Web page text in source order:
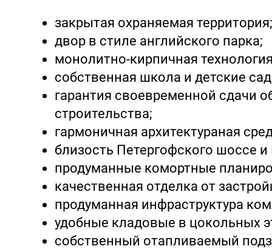
закрытая охраняемая территория;
двор в стиле английского парка;
монолитно-кирпичная
собственная школа и детские
гарантия своевременной сдачи
строительства;
гармоничная архитектураная
близость Петергофского шоссе
продуманные комортные
качественная отделка от
продуманная инфраструктура
удобные кладовые в цокольных
собственный отапливаемый